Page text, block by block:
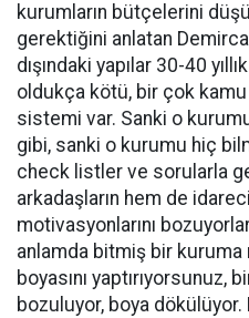
kurumların bütçelerini
gerektiğini anlatan
dışındaki yapılar 30-40
oldukça kötü, bir çok
sistemi var. Sanki o
gibi, sanki o kurumu hiç
check listler ve sorularla
arkadaşların hem de
motivasyonlarını
anlamda bitmiş bir kuruma
boyasını yaptırıyorsunuz,
bozuluyor, boya dökülüyor.